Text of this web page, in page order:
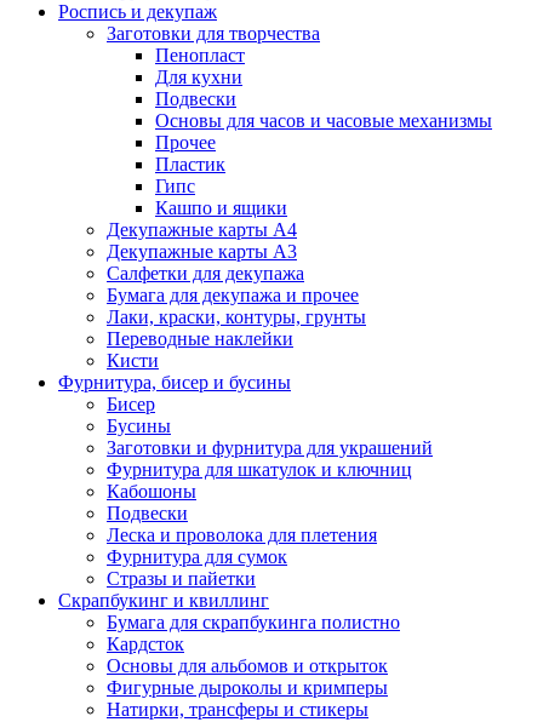
Роспись и декупаж
Заготовки для творчества
Пенопласт
Для кухни
Подвески
Основы для часов и часовые механизмы
Прочее
Пластик
Гипс
Кашпо и ящики
Декупажные карты А4
Декупажные карты А3
Салфетки для декупажа
Бумага для декупажа и прочее
Лаки, краски, контуры, грунты
Переводные наклейки
Кисти
Фурнитура, бисер и бусины
Бисер
Бусины
Заготовки и фурнитура для украшений
Фурнитура для шкатулок и ключниц
Кабошоны
Подвески
Леска и проволока для плетения
Фурнитура для сумок
Стразы и пайетки
Скрапбукинг и квиллинг
Бумага для скрапбукинга полистно
Кардсток
Основы для альбомов и открыток
Фигурные дыроколы и кримперы
Натирки, трансферы и стикеры